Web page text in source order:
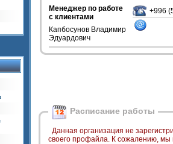
Менеджер по работе
с клиентами
Капбосунов Владимир
Эдуардович
+996
Расписание работы
Данная организация не
своего профайла. К сожалению,